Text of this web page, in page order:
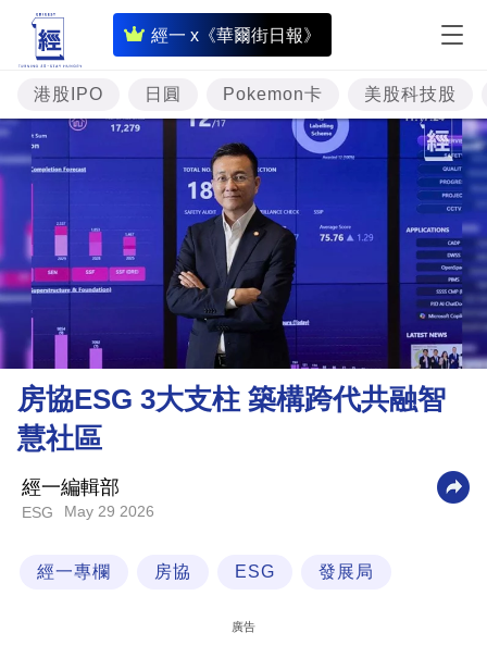
經一 x《華爾街日報》
即
時
財
經
專
資
理
財
科
港股IPO 日圓 Pokemon卡 美股科技股
房協ESG 3大支柱 築構跨代共融智
慧社區
經一編輯部
ESG May 29 2026
經一專欄 房協 ESG 發展局
廣告